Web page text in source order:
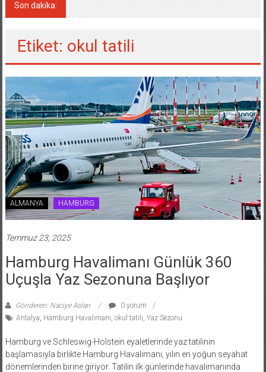
Son dakika:
Etiket: okul tatili
ALMANYA HAMBURG
Temmuz 23, 2025
Hamburg Havalimanı Günlük 360
Uçuşla Yaz Sezonuna Başlıyor
Gönderen: Naciye Aslan
0 yorum
Antalya Hamburg Havalimanı okul tatili Yaz Sezonu
Hamburg ve Schleswig-Holstein eyaletlerinde yaz tatilinin
başlamasıyla birlikte Hamburg Havalimanı, yılın en yoğun seyahat
dönemlerinden birine giriyor. Tatilin ilk günlerinde havalimanında